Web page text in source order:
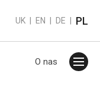
UK EN DE PL
O nas